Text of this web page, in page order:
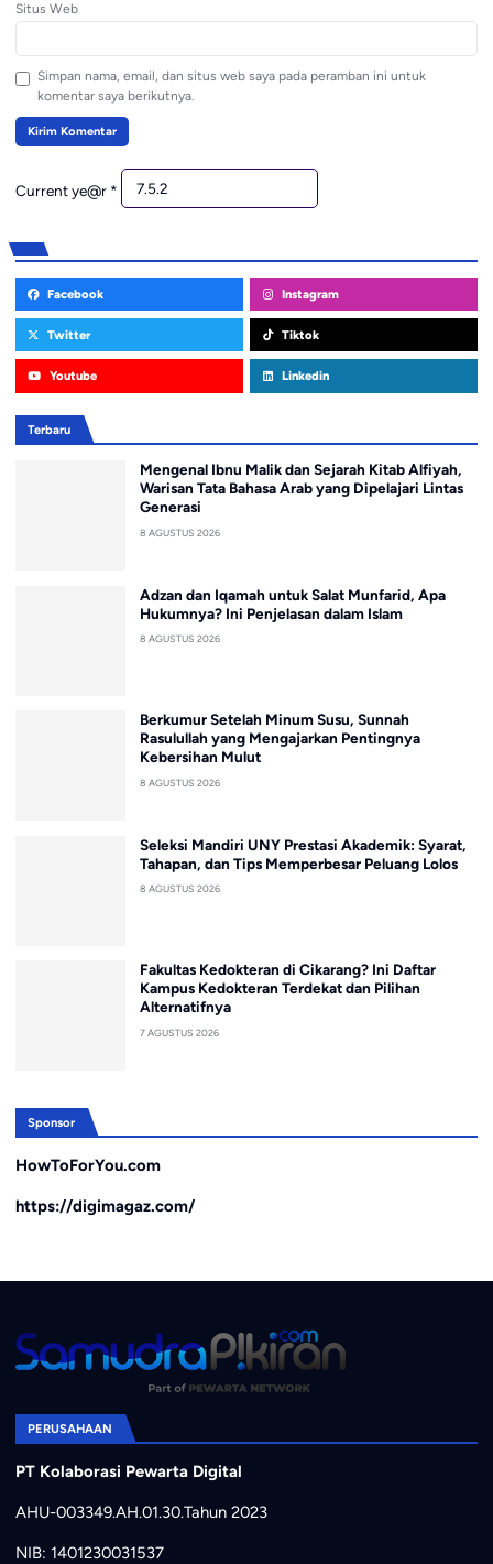
Situs Web
Simpan nama, email, dan situs web saya pada peramban ini untuk
komentar saya berikutnya.
Current ye@r *
Facebook Instagram
Twitter Tiktok
Youtube Linkedin
Terbaru
Mengenal Ibnu Malik dan Sejarah Kitab Alfiyah,
Warisan Tata Bahasa Arab yang Dipelajari Lintas
Generasi
8 AGUSTUS 2026
Adzan dan Iqamah untuk Salat Munfarid, Apa
Hukumnya? Ini Penjelasan dalam Islam
8 AGUSTUS 2026
Berkumur Setelah Minum Susu, Sunnah
Rasulullah yang Mengajarkan Pentingnya
Kebersihan Mulut
8 AGUSTUS 2026
Seleksi Mandiri UNY Prestasi Akademik: Syarat,
Tahapan, dan Tips Memperbesar Peluang Lolos
8 AGUSTUS 2026
Fakultas Kedokteran di Cikarang? Ini Daftar
Kampus Kedokteran Terdekat dan Pilihan
Alternatifnya
7 AGUSTUS 2026
Sponsor
HowToForYou.com
https://digimagaz.com/
PERUSAHAAN
PT Kolaborasi Pewarta Digital
AHU-003349.AH.01.30.Tahun 2023
NIB: 1401230031537